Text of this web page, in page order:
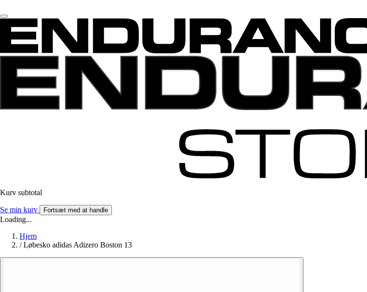
Kurv subtotal
Se min kurv Fortsæt med at handle
Loading...
Hjem
/ Løbesko adidas Adizero Boston 13